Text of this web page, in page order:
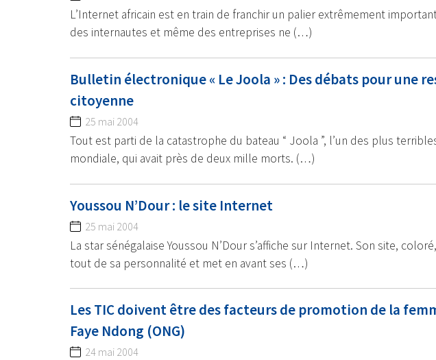
L’Internet africain est en train de franchir un palier extrêmement
des internautes et même des entreprises ne (…)
Bulletin électronique « Le Joola » : Des débats pour une
citoyenne
25 mai 2004
Tout est parti de la catastrophe du bateau “ Joola ”, l’un des plus
mondiale, qui avait près de deux mille morts. (…)
Youssou N’Dour : le site Internet
25 mai 2004
La star sénégalaise Youssou N’Dour s’affiche sur Internet. Son site,
tout de sa personnalité et met en avant ses (…)
Les TIC doivent être des facteurs de promotion de la
Faye Ndong (ONG)
24 mai 2004